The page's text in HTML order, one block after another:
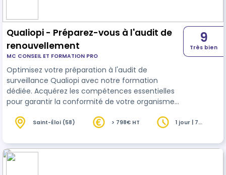
Qualiopi - Préparez-vous à l'audit de
renouvellement
MC CONSEIL ET FORMATION PRO
Optimisez votre préparation à l'audit de
surveillance Qualiopi avec notre formation
dédiée. Acquérez les compétences essentielles
pour garantir la conformité de votre organisme
Certification Qualité.
9
Très bien
Saint-Éloi (58) > 798€ HT
1 jour | 7